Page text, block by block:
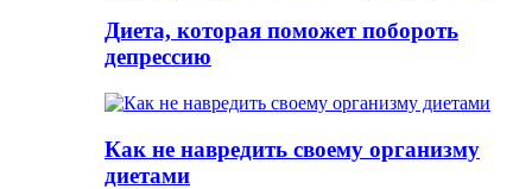
Диета, которая поможет побороть
депрессию
Как не навредить своему организму
диетами